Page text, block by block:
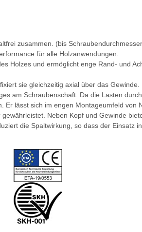
zusammen. (bis
für alle Holzanwendungen.
Holzes und ermöglicht enge Rand- und
sie gleichzeitig axial über das
am Schraubenschaft. Da die Lasten
lässt sich im engen Montageumfeld
Neben Kopf und Gewinde
die Spaltwirkung, so dass der Einsatz